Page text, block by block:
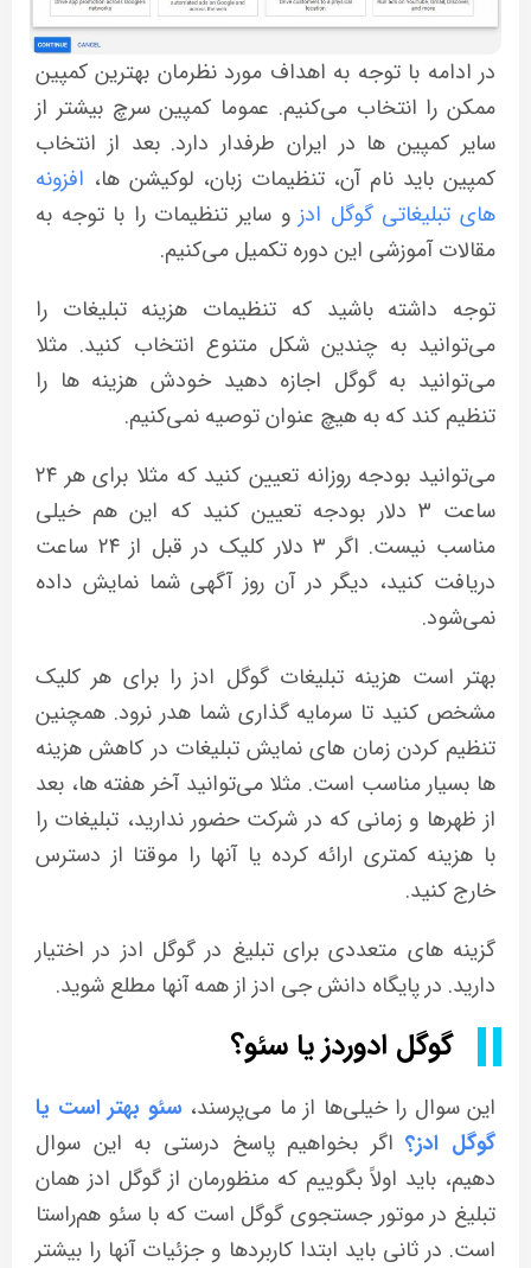
در ادامه با توجه به اهداف مورد نظرمان بهترین کمپین
ممکن را انتخاب می‌کنیم. عموما کمپین سرچ بیشتر از
سایر کمپین ها در ایران طرفدار دارد. بعد از انتخاب
کمپین باید نام آن، تنظیمات زبان، لوکیشن ها، افزونه
های تبلیغاتی گوگل ادز و سایر تنظیمات را با توجه به
مقالات آموزشی این دوره تکمیل می‌کنیم.
توجه داشته باشید که تنظیمات هزینه تبلیغات را
می‌توانید به چندین شکل متنوع انتخاب کنید. مثلا
می‌توانید به گوگل اجازه دهید خودش هزینه ها را
تنظیم کند که به هیچ عنوان توصیه نمی‌کنیم.
می‌توانید بودجه روزانه تعیین کنید که مثلا برای هر ۲۴
ساعت ۳ دلار بودجه تعیین کنید که این هم خیلی
مناسب نیست. اگر ۳ دلار کلیک در قبل از ۲۴ ساعت
دریافت کنید، دیگر در آن روز آگهی شما نمایش داده
نمی‌شود.
بهتر است هزینه تبلیغات گوگل ادز را برای هر کلیک
مشخص کنید تا سرمایه گذاری شما هدر نرود. همچنین
تنظیم کردن زمان های نمایش تبلیغات در کاهش هزینه
ها بسیار مناسب است. مثلا می‌توانید آخر هفته ها، بعد
از ظهرها و زمانی که در شرکت حضور ندارید، تبلیغات را
با هزینه کمتری ارائه کرده یا آنها را موقتا از دسترس
خارج کنید.
گزینه های متعددی برای تبلیغ در گوگل ادز در اختیار
دارید. در پایگاه دانش جی ادز از همه آنها مطلع شوید.
گوگل ادوردز یا سئو؟
این سوال را خیلی‌ها از ما می‌پرسند، سئو بهتر است یا
گوگل ادز؟اگر بخواهیم پاسخ درستی به این سوال
دهیم، باید اولاً بگوییم که منظورمان از گوگل ادز همان
تبلیغ در موتور جستجوی گوگل است که با سئو هم‌راستا
است. در ثانی باید ابتدا کاربردها و جزئیات آنها را بیشتر